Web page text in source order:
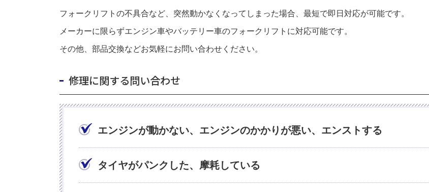
フォークリフトの不具合など、突然動かなくなってしまった場合、最短で即日対応が可能です。
メーカーに限らずエンジン車やバッテリー車のフォークリフトに対応可能です。
その他、部品交換などお気軽にお問い合わせください。
修理に関する問い合わせ
エンジンが動かない、エンジンのかかりが悪い、エンストする
タイヤがパンクした、摩耗している